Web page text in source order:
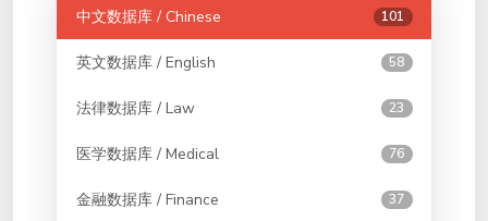
中文数据库 / Chinese 101
英文数据库 / English 58
法律数据库 / Law 23
医学数据库 / Medical 76
金融数据库 / Finance 37